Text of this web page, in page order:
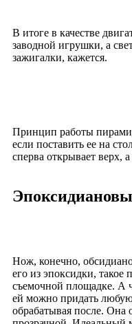
В итоге в качестве
заводной игрушки, а
зажигалки, кажется.
Принцип работы
если поставить ее на
сперва открывает верх, а
Нож, конечно,
его из эпоксидки, такое
съемочной площадке. А
ей можно придать
обрабатывая после. Она